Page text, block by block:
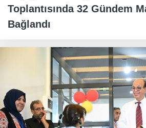
Toplantısında 32 Gündem
Bağlandı